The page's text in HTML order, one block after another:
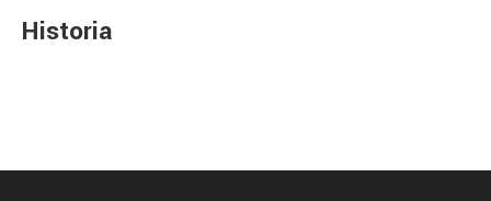
Historia